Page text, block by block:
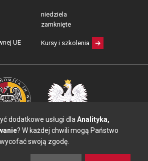
UE
niedziela
zamknięte
Kursy i szkolenia
Ekonomiczny we Wrocławiu
dodatkowe usługi dla Analityka,
? W każdej chwili mogą Państwo
swoją zgodę.